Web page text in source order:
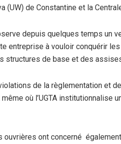
(UW) de Constantine et la
depuis quelques temps un
entreprise à vouloir conquérir
structures de base et des
de la règlementation et
où l’UGTA
ouvrières ont concerné